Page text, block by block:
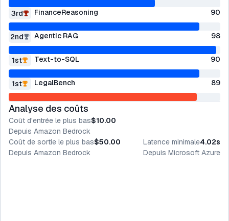
3rd FinanceReasoning 90
2nd Agentic RAG 98
1st Text-to-SQL 90
1st LegalBench 89
Analyse des coûts
Coût d'entrée le plus bas$10.00
Depuis Amazon Bedrock
Coût de sortie le plus bas$50.00
Depuis Amazon Bedrock
Latence minimale4.02s
Depuis Microsoft Azure